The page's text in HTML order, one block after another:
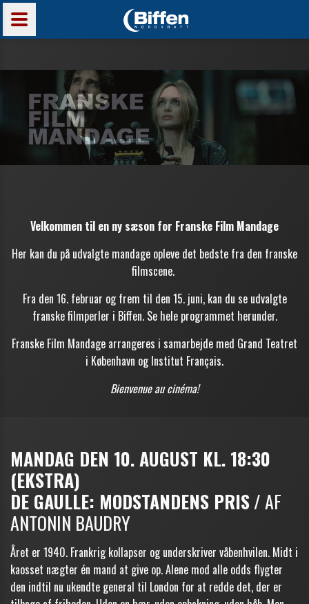
Velkommen til en ny sæson for Franske Film Mandage
Her kan du på udvalgte mandage opleve det bedste fra den franske
filmscene.
Fra den 16. februar og frem til den 15. juni, kan du se udvalgte
franske filmperler i Biffen. Se hele programmet herunder.
Franske Film Mandage arrangeres i samarbejde med Grand Teatret
i København og Institut Français.
Bienvenue au cinéma!
MANDAG DEN 10. AUGUST KL. 18:30
(EKSTRA)
DE GAULLE: MODSTANDENS PRIS/ AF
ANTONIN BAUDRY
Året er 1940. Frankrig kollapser og underskriver våbenhvilen. Midt i
kaosset nægter én mand at give op. Alene mod alle odds flygter
den indtil nu ukendte general til London for at redde det, der er